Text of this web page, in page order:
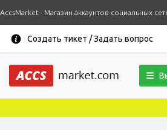
AccsMarket - Магазин аккаунтов социальных
Создать тикет / Задать вопрос